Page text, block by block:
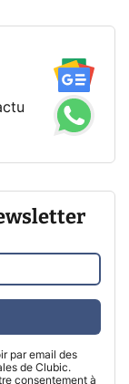
par email des
de Clubic.
consentement à